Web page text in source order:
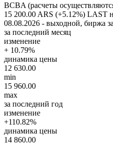
BCBA (расчеты
15 200.00 ARS (+5.12%) LAST
08.08.2026 - выходной, биржа
за последний месяц
изменение
+ 10.79%
динамика цены
12 630.00
min
15 960.00
max
за последний год
изменение
+110.82%
динамика цены
14 860.00